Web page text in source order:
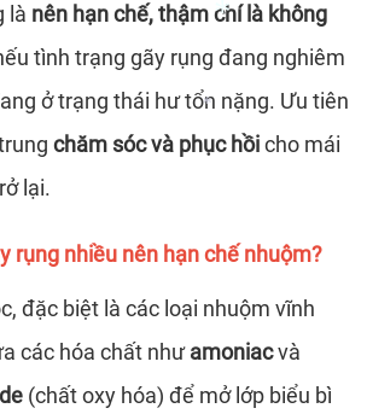
*
là nên hạn chế, thậm chí là không
tình trạng gãy rụng đang nghiêm
ở trạng thái hư tổn nặng. Ưu tiên
chăm sóc và phục hồicho mái
lại.
rụng nhiều nên hạn chế nhuộm?
đặc biệt là các loại nhuộm vĩnh
các hóa chất nhưamoniacvà
(chất oxy hóa) để mở lớp biểu bì